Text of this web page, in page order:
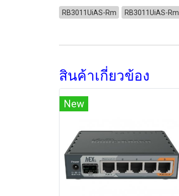
RB3011UiAS-Rm RB3011UiAS-Rm
สินค้าเกี่ยวข้อง
New